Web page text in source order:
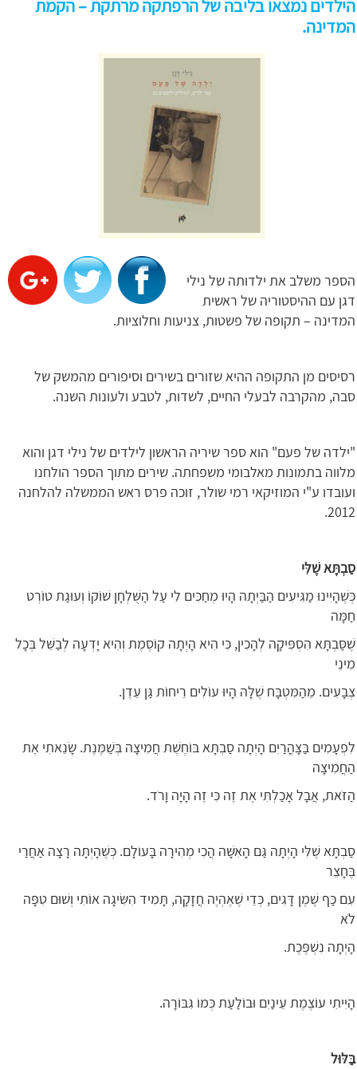
הילדים נמצאו בליבה של הרפתקה מרתקת – הקמת
המדינה.
הספר משלב את ילדותה של נילי
דגן עם ההיסטוריה של ראשית
המדינה – תקופה של פשטות, צניעות וחלוציות.
רסיסים מן התקופה ההיא שזורים בשירים וסיפורים מהמשק של
סבה, מהקרבה לבעלי החיים, לשדות, לטבע ולעונות השנה.
"ילדה של פעם" הוא ספר שיריה הראשון לילדים של נילי דגן והוא
מלווה בתמונות מאלבומי משפחתה. שירים מתוך הספר הולחנו
ועובדו ע"י המוזיקאי רמי שולר, זוכה פרס ראש הממשלה להלחנה
2012.
סַבְתָּא שֶׁלִּי
כְּשֶׁהָיִינוּ מַגִּיעִים הַבַּיְתָה הָיוּ מְחַכִּים לִי עַל הַשֻּׁלְחָן שׁוֹקוֹ וְעוּגַת טוֹרְט
חַמָּה
שֶׁסַּבְתָּא הִסְפִּיקָה לְהָכִין, כִּי הִיא הָיְתָה קוֹסֶמֶת וְהִיא יָדְעָה לְבַשֵּׁל בְּכָל
מִינֵי
צְבָעִים. מֵהַמִּטְבָּח שֶׁלָּהּ הָיוּ עוֹלִים רֵיחוֹת גַּן עֵדֶן.
לִפְעָמִים בַּצָּהֳרַיִם הָיְתָה סַבְתָּא בּוֹחֶשֶׁת חֲמִיצָה בְּשַׁמֶּנֶת. שָׂנֵאתִי אֶת
הַחֲמִיצָה
הַזֹּאת, אֲבָל אָכַלְתִּי אֶת זֶה כִּי זֶה הָיָה וָרֹד.
סַבְתָּא שֶׁלִּי הָיְתָה גַּם הָאִשָּׁה הֲכִי מְהִירָה בָּעוֹלָם. כְּשֶׁהָיְתָה רָצָה אַחֲרַי
בֶּחָצֵר
עִם כַּף שֶׁמֶן דָּגִים, כְּדֵי שֶׁאֶהְיֶה חֲזָקָה, תָּמִיד הִשִּׂיגָה אוֹתִי וְשׁוּם טִפָּה
לֹא
הָיְתָה נִשְׁפֶּכֶת.
הָיִיתִי עוֹצֶמֶת עֵינַיִם וּבוֹלַעַת כְּמוֹ גִּבּוֹרָה.
בַּלּוּל